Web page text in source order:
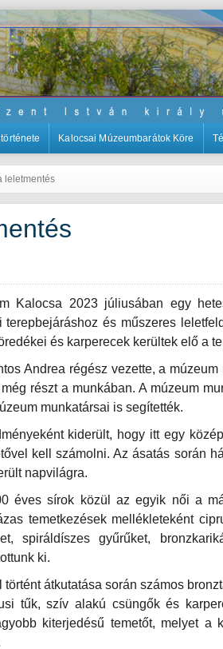
Kalocsai Múzeumbarátok Köre
leletmentés
Kalocsa 2023 júliusában egy
terepbejáráshoz és műszeres
és karperecek kerültek elő a
Andrea régész vezette, a
részt a munkában. A múzeum
munkatársai is segítették.
kiderült, hogy itt egy
kell számolni. Az ásatás során
napvilágra.
éves sírok közül az egyik női a
temetkezések mellékleteként
spiráldíszes gyűrűket,
ki.
átkutatása során számos
tűk, szív alakú csüngők és
kiterjedésű temetőt, melyet a